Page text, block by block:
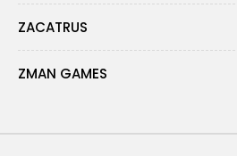
ZACATRUS
ZMAN GAMES